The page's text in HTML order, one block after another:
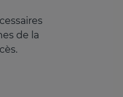
de la